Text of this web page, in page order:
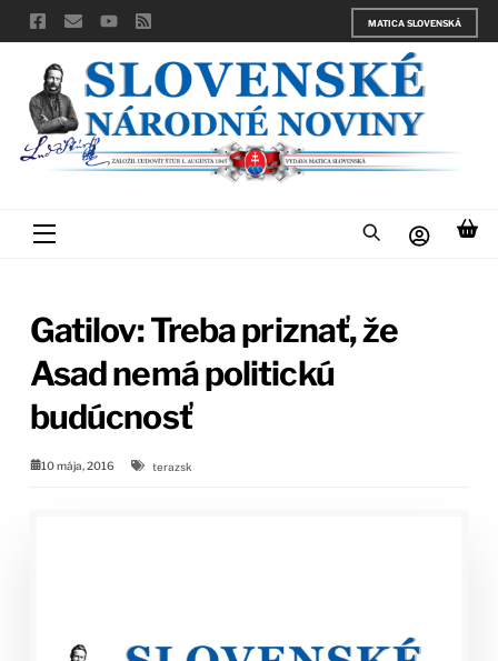
Skip
to
content
MATICA SLOVENSKÁ
Menu
Gatilov: Treba priznať, že
Asad nemá politickú
budúcnosť
10 mája, 2016 terazsk